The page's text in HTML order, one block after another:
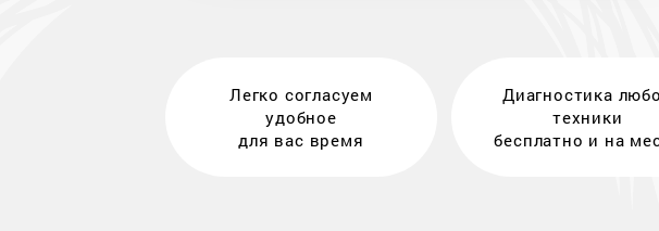
Легко согласуем
удобное
для вас время
Диагностика
техники
бесплатно и на